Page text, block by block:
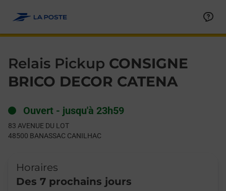
Relais Pickup CONSIGNE
BRICO DECOR CATENA
Ouvert - jusqu'à 23h59
83 AVENUE DU LOT
48500 BANASSAC CANILHAC
Horaires
Des 7 prochains jours